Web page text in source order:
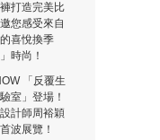
打造完美比
您感受來自
喜悅換季
」時尚！
「反覆生
室」登場！
計師周裕穎
波展覽！